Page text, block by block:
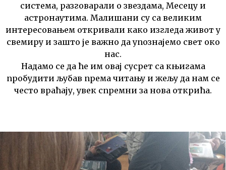
система, разговарали о звездама, Месецу и
астронаутима. Малишани су са великим
интересовањем откривали како изгледа живот у
свемиру и зашто је важно да упознајемо свет око
нас.
Надамо се да ће им овај сусрет са књигама
пробудити љубав према читању и жељу да нам се
често враћају, увек спремни за нова открића.